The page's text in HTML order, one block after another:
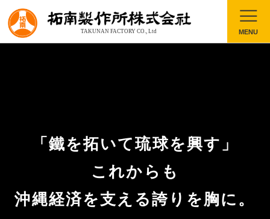
「鐵を拓いて琉球を興す」
これからも
沖縄経済を支える誇りを胸に。